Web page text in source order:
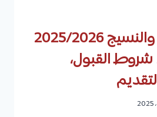
مدرسة الغزل والنسيج 2025/2026
القبول،